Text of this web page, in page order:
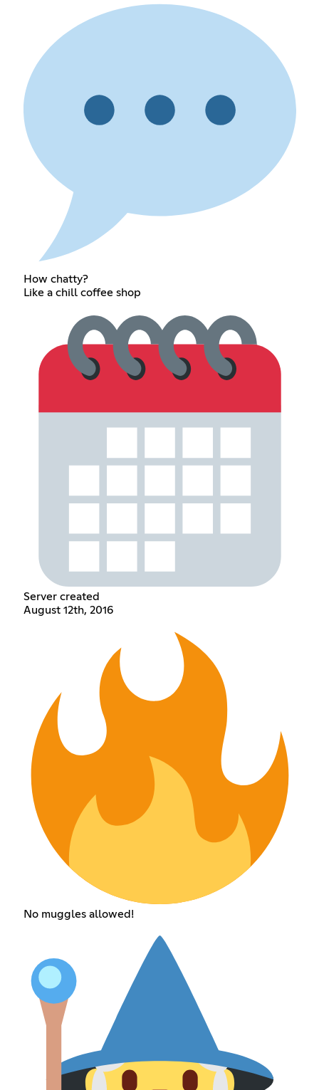
How chatty?
Like a chill coffee shop
Server created
August 12th, 2016
No muggles allowed!